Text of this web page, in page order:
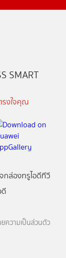
SMART
รงใจคุณ
กล่องทรูไอดีทีวี
ดี
ยความเป็นส่วนตัว